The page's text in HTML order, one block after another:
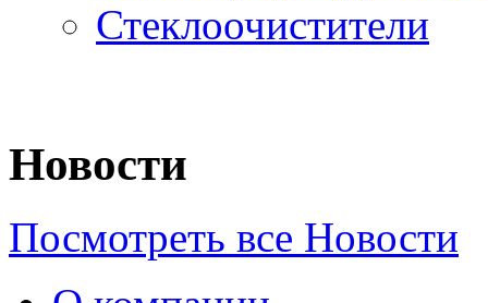
Стеклоочистители
Новости
Посмотреть все Новости